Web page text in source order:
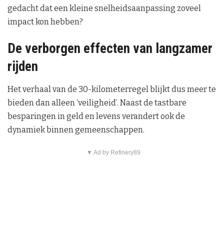
gedacht dat een kleine snelheidsaanpassing zoveel
impact kon hebben?
De verborgen effecten van langzamer
rijden
Het verhaal van de 30-kilometerregel blijkt dus meer te
bieden dan alleen ‘veiligheid’. Naast de tastbare
besparingen in geld en levens verandert ook de
dynamiek binnen gemeenschappen.
▼ Ad by Refinery89